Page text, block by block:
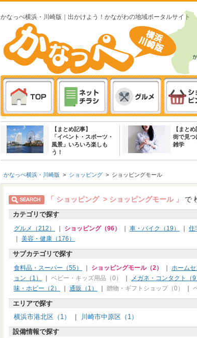
かなっぺ横浜・川崎版｜出かけよう！かながわの地域ポータルサイト
【まとめ記事】
「イベント・スポーツ・
風景」いろいろ楽しも
う！
【まとめ
街で見つ
雑学
かなっぺ横浜・川崎版 > ショッピング > ショッピングモール
「 ショッピング > ショッピングモール 」 で
カテゴリで探す
グルメ（212） ショッピング（96） 車・バイク（19） 住
美容・健康（176）
サブカテゴリで探す
食料品・スーパー（55） ショッピングモール（2） ホームセ
ョン（1）
ベビー・キッズ用品（0） メガネ・コンタクト（9
味・ホビー（2）
通販（1） 贈物・ギフトショップ（0）
エリアで探す
横浜市港北区（1）
｜
川崎市中原区（1）
設備情報で探す